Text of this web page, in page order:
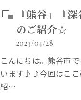
『熊谷』『
のご紹介☆
2023/04/28
こんにちは。熊谷市
います♪♪今回はここ
紹…